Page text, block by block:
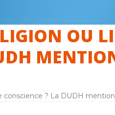
OU
? La DUDH